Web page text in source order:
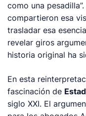
como una
compartieron esa
trasladar esa
revelar giros
historia original ha
En esta
fascinación de
siglo XXI. El